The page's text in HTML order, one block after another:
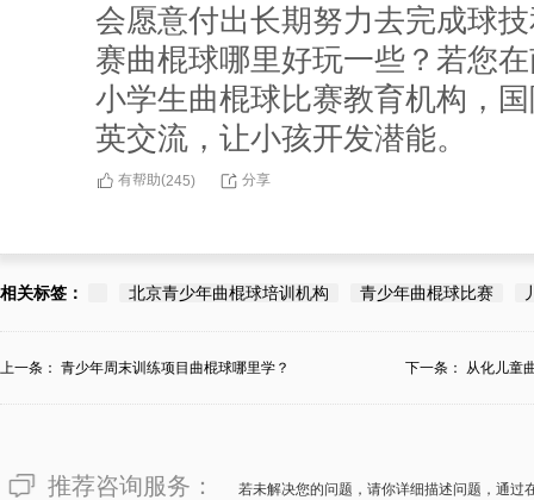
会愿意付出长期努力去完成球
赛曲棍球哪里好玩一些？若您
小学生曲棍球比赛教育机构，
英交流，让小孩开发潜能。
有帮助(245) 分享
相关标签： 北京青少年曲棍球培训机构 青少年曲棍球比赛
上一条： 青少年周末训练项目曲棍球哪里学？ 下一条： 从化儿童
推荐咨询服务： 若未解决您的问题，请你详细描述问题，通过